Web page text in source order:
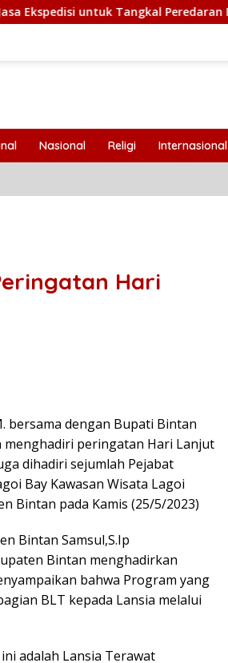
untuk Tangkal Peredaran Narkoba
Nasional Religi Internasional
Hari
bersama dengan Bupati Bintan
menghadiri peringatan Hari Lanjut
dihadiri sejumlah Pejabat
Bay Kawasan Wisata Lagoi
Bintan pada Kamis (25/5/2023)
Bintan Samsul,S.Ip
Bintan menghadirkan
bahwa Program yang
BLT kepada Lansia melalui
adalah Lansia Terawat